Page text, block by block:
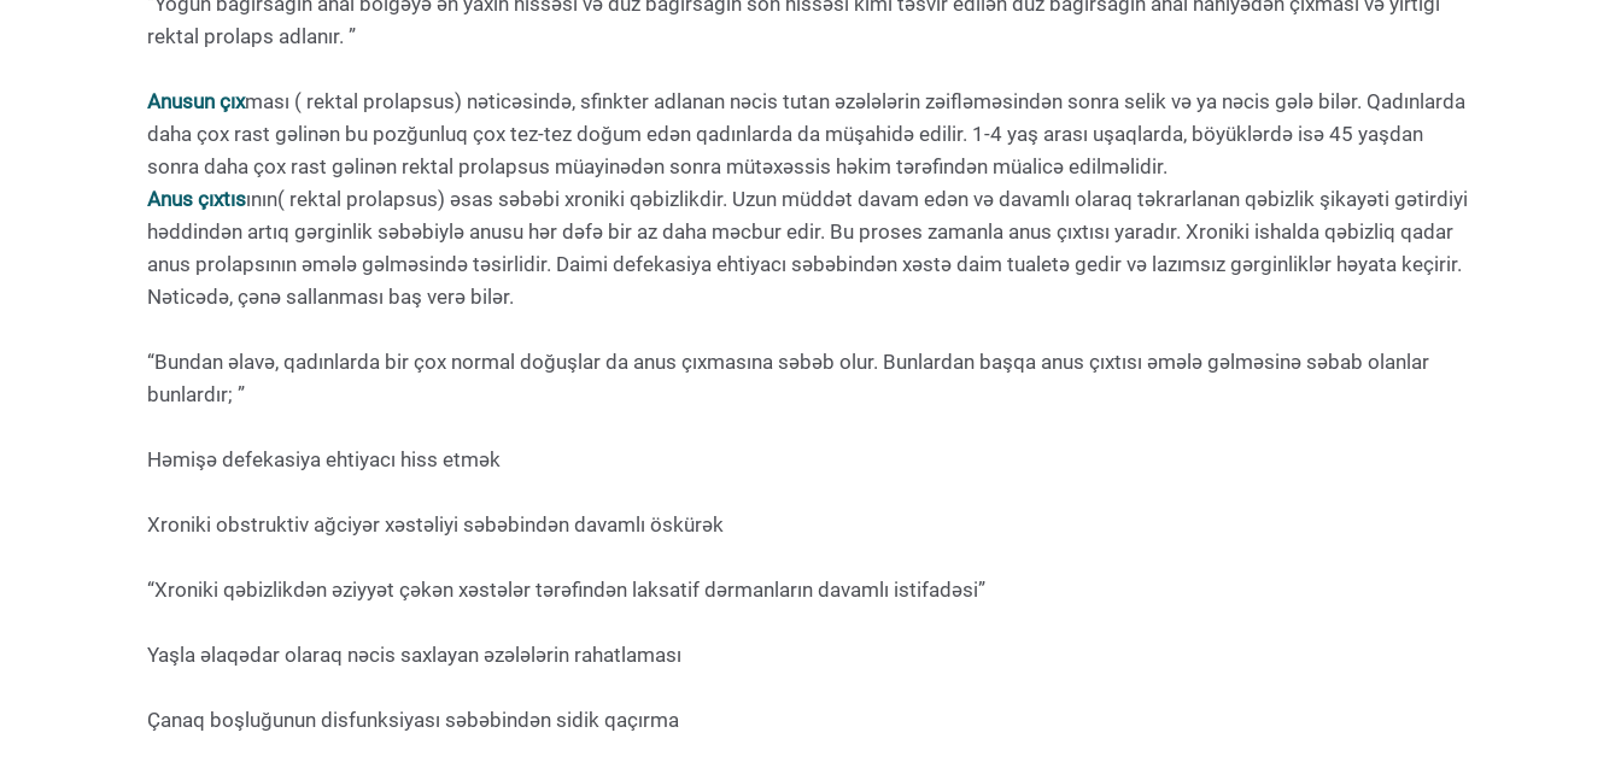
rektal prolaps adlanır. ”
Anusun çıxması ( rektal prolapsus) nəticəsində, sfinkter adlanan nəcis tutan əzələlərin zəifləməsindən sonra selik və ya nəcis gələ bilər. Qadınlarda
daha çox rast gəlinən bu pozğunluq çox tez-tez doğum edən qadınlarda da müşahidə edilir. 1-4 yaş arası uşaqlarda, böyüklərdə isə 45 yaşdan
sonra daha çox rast gəlinən rektal prolapsus müayinədən sonra mütəxəssis həkim tərəfindən müalicə edilməlidir.
Anus çıxtısının( rektal prolapsus) əsas səbəbi xroniki qəbizlikdir. Uzun müddət davam edən və davamlı olaraq təkrarlanan qəbizlik şikayəti gətirdiyi
həddindən artıq gərginlik səbəbiylə anusu hər dəfə bir az daha məcbur edir. Bu proses zamanla anus çıxtısı yaradır. Xroniki ishalda qəbizliq qadar
anus prolapsının əmələ gəlməsində təsirlidir. Daimi defekasiya ehtiyacı səbəbindən xəstə daim tualetə gedir və lazımsız gərginliklər həyata keçirir.
Nəticədə, çənə sallanması baş verə bilər.
“Bundan əlavə, qadınlarda bir çox normal doğuşlar da anus çıxmasına səbəb olur. Bunlardan başqa anus çıxtısı əmələ gəlməsinə səbab olanlar
bunlardır; ”
Həmişə defekasiya ehtiyacı hiss etmək
Xroniki obstruktiv ağciyər xəstəliyi səbəbindən davamlı öskürək
“Xroniki qəbizlikdən əziyyət çəkən xəstələr tərəfindən laksatif dərmanların davamlı istifadəsi”
Yaşla əlaqədar olaraq nəcis saxlayan əzələlərin rahatlaması
Çanaq boşluğunun disfunksiyası səbəbindən sidik qaçırma